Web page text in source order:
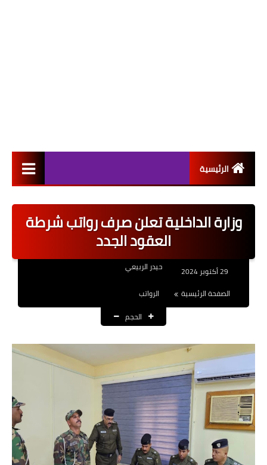
الرئيسية
اخبار القطاع العام
اخبار القطاع الخاص
العقود والاجور اليومية
الرواتب
القروض والسلف
المنح المالية
قطع الاراضي
وزارة الداخلية تعلن صرف رواتب شرطة
العقود الجدد
حيدر الربيعي
الصفحة الرئيسية
الرواتب
الحجم